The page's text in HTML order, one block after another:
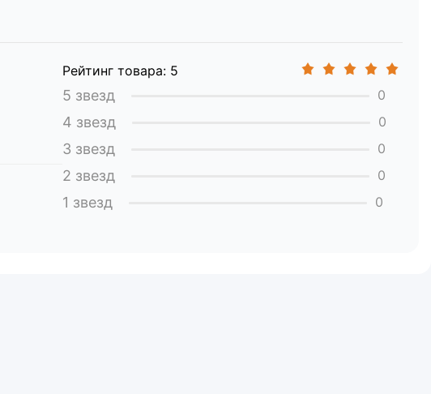
Рейтинг товара: 5
5 звезд 0
4 звезд 0
3 звезд 0
2 звезд 0
1 звезд 0